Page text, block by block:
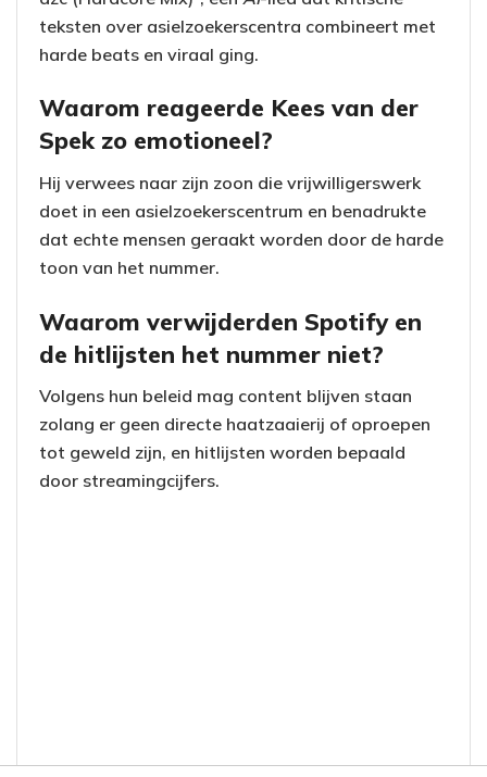
teksten over asielzoekerscentra combineert met
harde beats en viraal ging.
Waarom reageerde Kees van der
Spek zo emotioneel?
Hij verwees naar zijn zoon die vrijwilligerswerk
doet in een asielzoekerscentrum en benadrukte
dat echte mensen geraakt worden door de harde
toon van het nummer.
Waarom verwijderden Spotify en
de hitlijsten het nummer niet?
Volgens hun beleid mag content blijven staan
zolang er geen directe haatzaaierij of oproepen
tot geweld zijn, en hitlijsten worden bepaald
door streamingcijfers.